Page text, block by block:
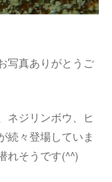
写真ありがとうご
ネジリンボウ、ヒ
続々登場していま
れそうです(^^)